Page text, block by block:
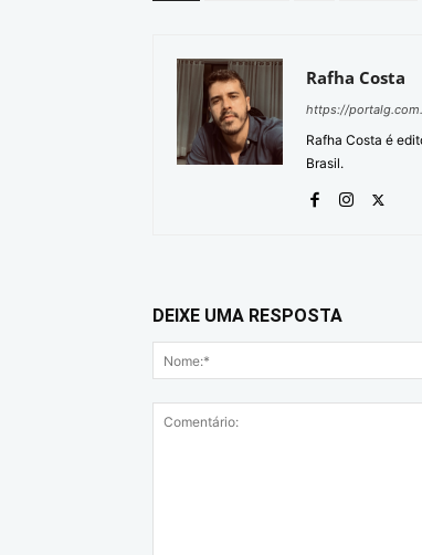
Rafha Costa
https://
Rafha Costa é
Brasil.
DEIXE UMA RESPOSTA